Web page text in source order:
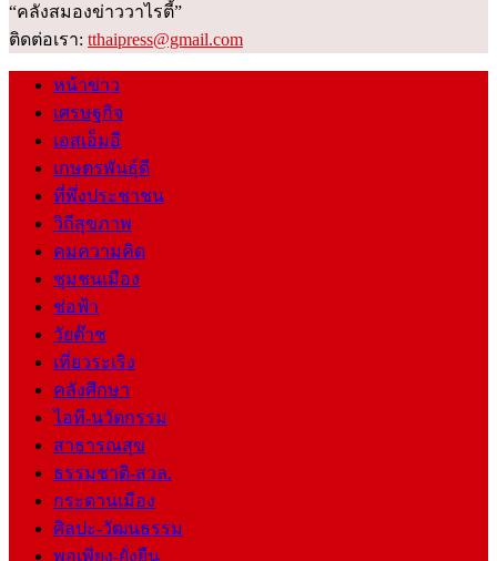
“คลังสมองข่าววาไรตี้”
ติดต่อเรา: tthaipress@gmail.com
หน้าข่าว
เศรษฐกิจ
เอสเอ็มอี
เกษตรพันธุ์ดี
ที่พึ่งประชาชน
วิถีสุขภาพ
คมความคิด
ชุมชนเมือง
ช่อฟ้า
วัยต๊าช
เที่ยวระเริง
คลังศึกษา
ไอที-นวัตกรรม
สาธารณสุข
ธรรมชาติ-สวล.
กระดานเมือง
ศิลปะ-วัฒนธรรม
พอเพียง-ยั่งยืน